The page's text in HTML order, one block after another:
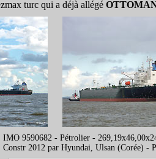
turc qui a déjà allégé
IMO 9590682 - Pétrolier -
Constr 2012 par Hyundai, Ulsan (Corée) -